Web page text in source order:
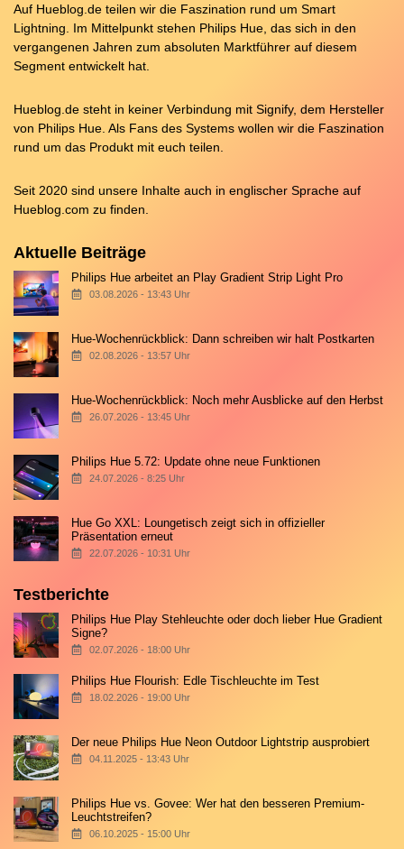
Auf Hueblog.de teilen wir die Faszination rund um Smart
Lightning. Im Mittelpunkt stehen Philips Hue, das sich in den
vergangenen Jahren zum absoluten Marktführer auf diesem
Segment entwickelt hat.
Hueblog.de steht in keiner Verbindung mit Signify, dem Hersteller
von Philips Hue. Als Fans des Systems wollen wir die Faszination
rund um das Produkt mit euch teilen.
Seit 2020 sind unsere Inhalte auch in englischer Sprache auf
Hueblog.com zu finden.
Aktuelle Beiträge
Philips Hue arbeitet an Play Gradient Strip Light Pro
03.08.2026 - 13:43 Uhr
Hue-Wochenrückblick: Dann schreiben wir halt Postkarten
02.08.2026 - 13:57 Uhr
Hue-Wochenrückblick: Noch mehr Ausblicke auf den Herbst
26.07.2026 - 13:45 Uhr
Philips Hue 5.72: Update ohne neue Funktionen
24.07.2026 - 8:25 Uhr
Hue Go XXL: Loungetisch zeigt sich in offizieller
Präsentation erneut
22.07.2026 - 10:31 Uhr
Testberichte
Philips Hue Play Stehleuchte oder doch lieber Hue Gradient
Signe?
02.07.2026 - 18:00 Uhr
Philips Hue Flourish: Edle Tischleuchte im Test
18.02.2026 - 19:00 Uhr
Der neue Philips Hue Neon Outdoor Lightstrip ausprobiert
04.11.2025 - 13:43 Uhr
Philips Hue vs. Govee: Wer hat den besseren Premium-
Leuchtstreifen?
06.10.2025 - 15:00 Uhr